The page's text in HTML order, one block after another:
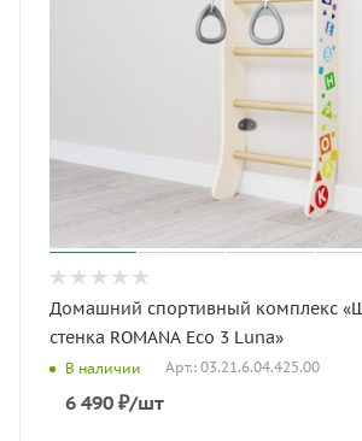
Домашний спортивный комплекс
стенка ROMANA Eco 3 Luna»
В наличии Арт.: 03.21.6.04.425.00
6 490 ₽/шт